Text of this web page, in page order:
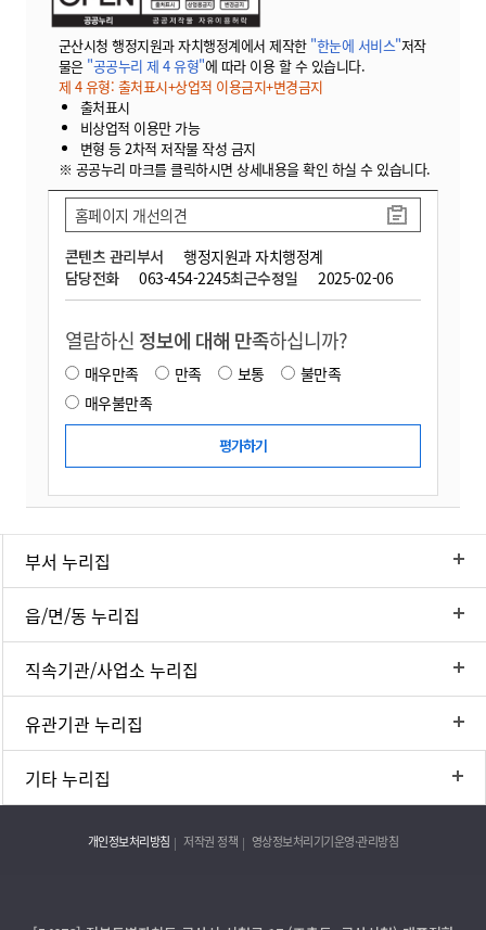
군산시청 행정지원과 자치행정계에서 제작한 "한눈에 서비스"저작
물은 "공공누리 제 4 유형"에 따라 이용 할 수 있습니다.
제 4 유형: 출처표시+상업적 이용금지+변경금지
출처표시
비상업적 이용만 가능
변형 등 2차적 저작물 작성 금지
※ 공공누리 마크를 클릭하시면 상세내용을 확인 하실 수 있습니다.
콘텐츠 관리부서
행정지원과 자치행정계
담당전화
063-454-2245최근수정일 2025-02-06
홈페이지 개선의견
열람하신 정보에 대해 만족하십니까?
매우만족 만족 보통
불만족
매우불만족
부서 누리집
읍/면/동 누리집
직속기관/사업소 누리집
유관기관 누리집
기타 누리집
개인정보처리방침 저작권 정책 영상정보처리기기운영·관리방침